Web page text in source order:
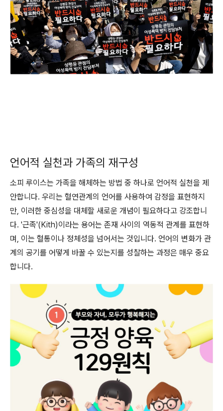
언어적 실천과 가족의 재구성
소피 루이스는 가족을 해체하는 방법 중 하나로 언어적 실천을 제
안합니다. 우리는 혈연관계의 언어를 사용하여 감정을 표현하지
만, 이러한 중심성을 대체할 새로운 개념이 필요하다고 강조합니
다. '근족'(Kith)이라는 용어는 존재 사이의 역동적 관계를 표현하
며, 이는 혈통이나 정체성을 넘어서는 것입니다. 언어의 변화가 관
계의 공기를 어떻게 바꿀 수 있는지를 성찰하는 과정은 매우 중요
합니다.